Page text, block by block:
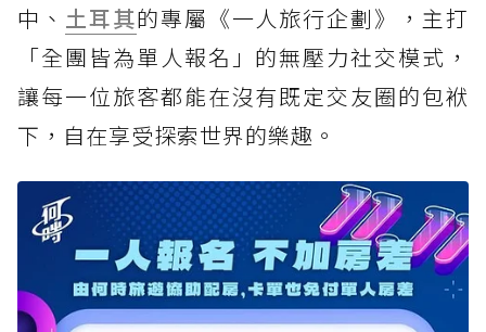
中、 土耳其的專屬《一人旅行企劃》，主打
「全團皆為單人報名」的無壓力社交模式，
讓每一位旅客都能在沒有既定交友圈的包袱
下，自在享受探索世界的樂趣。